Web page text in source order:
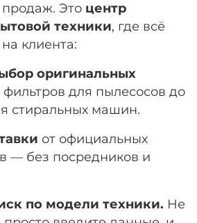
Это центр
техники, где всё
клиента:
оригинальных
для пылесосов до
стиральных машин.
от официальных
— без посредников и
по модели техники. Не